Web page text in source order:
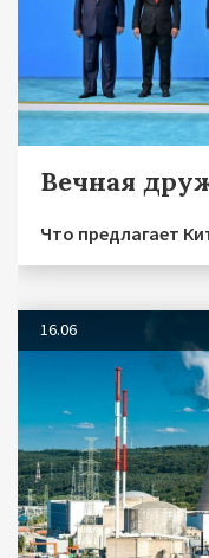
Вечная
Что предлагает
16.06